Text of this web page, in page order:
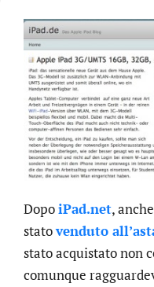
DopoiPad.net,
statovenduto
stato acquistato non
comunque